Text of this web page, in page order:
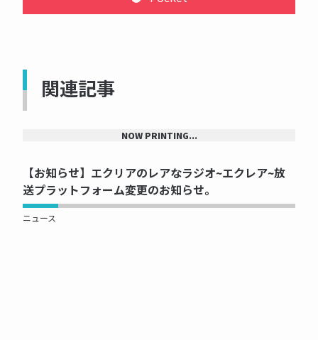
関連記事
NOW PRINTING...
【お知らせ】エクリアのレアなラジオ~エクレア~放
送プラットフォーム変更のお知らせ。
ニュース